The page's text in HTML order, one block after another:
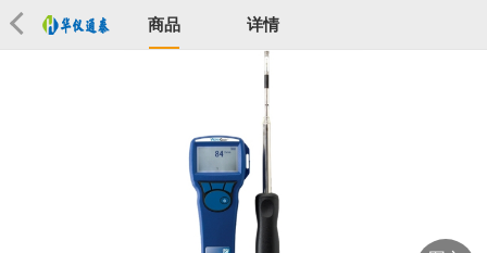
商品 详情